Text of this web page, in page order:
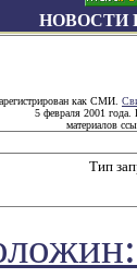
НОВОСТИ
как СМИ.
5 февраля 2001 года.
материалов
Тип